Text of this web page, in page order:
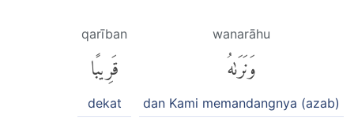
wanarāhu
وَنَرَىٰهُ
dan Kami memandangnya (azab)
qarīban
قَرِيبًا
dekat